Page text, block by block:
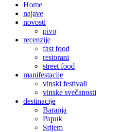
Home
najave
novosti
pivo
recenzije
fast food
restorani
street food
manifestacije
vinski festivali
vinske svečanosti
destinacije
Baranja
Papuk
Srijem